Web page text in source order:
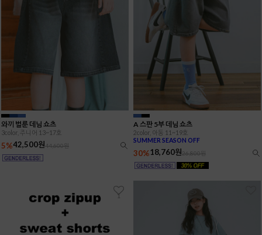
와끼 벌룬 데님 쇼츠
3color, 주니어 13~17호
5%42,500원44,600원
A 스판 5부 데님 쇼츠
2color, 아동 11~19호
SUMMER SEASON OFF
30%18,760원26,800원
1